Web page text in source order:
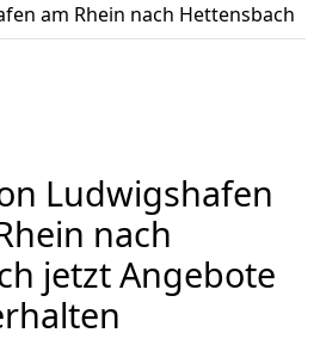
am Rhein nach Hettensbach
Ludwigshafen
nach
jetzt Angebote